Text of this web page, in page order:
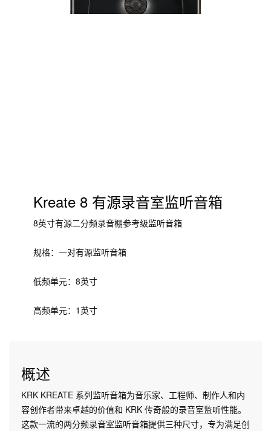
Kreate 8 有源录音室监听音箱
8英寸有源二分频录音棚参考级监听音箱
规格：一对有源监听音箱
低频单元：8英寸
高频单元：1英寸
概述
KRK KREATE 系列监听音箱为音乐家、工程师、制作人和内
容创作者带来卓越的价值和 KRK 传奇般的录音室监听性能。
这款一流的两分频录音室监听音箱提供三种尺寸，专为满足创